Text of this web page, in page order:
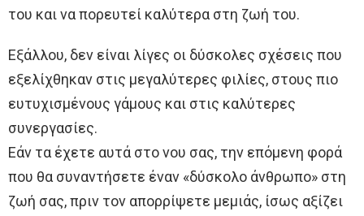
του και να πορευτεί καλύτερα στη ζωή του.
Εξάλλου, δεν είναι λίγες οι δύσκολες σχέσεις που
εξελίχθηκαν στις μεγαλύτερες φιλίες, στους πιο
ευτυχισμένους γάμους και στις καλύτερες
συνεργασίες.
Εάν τα έχετε αυτά στο νου σας, την επόμενη φορά
που θα συναντήσετε έναν «δύσκολο άνθρωπο» στη
ζωή σας, πριν τον απορρίψετε μεμιάς, ίσως αξίζει